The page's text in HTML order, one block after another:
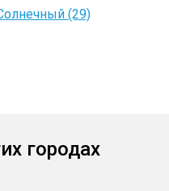
(29)
городах